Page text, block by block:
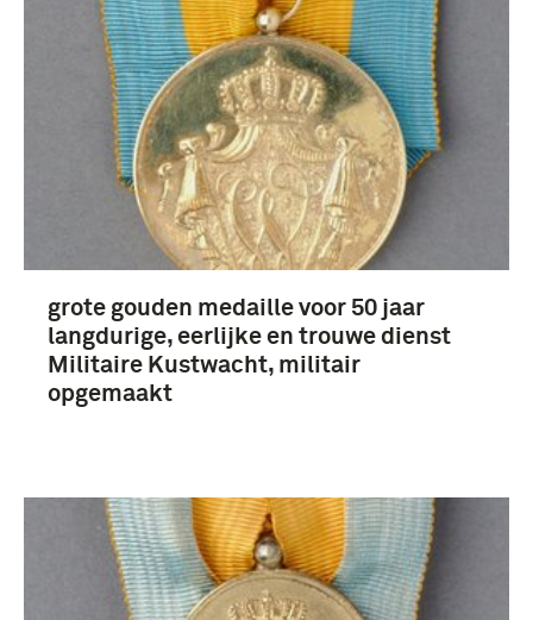
Nederland (690)
Frankrijk (169)
Verenigde Staten van Amerika (162)
Verenigd Koninkrijk (91)
grote gouden medaille voor 50 jaar
langdurige, eerlijke en trouwe dienst
Militaire Kustwacht, militair
opgemaakt